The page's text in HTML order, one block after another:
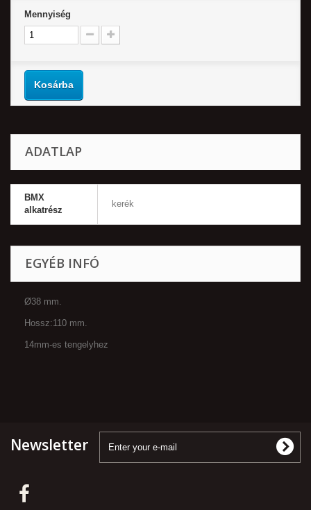
Mennyiség
Kosárba
ADATLAP
BMX
alkatrész
kerék
EGYÉB INFÓ
Ø38 mm.
Hossz:110 mm.
14mm-es tengelyhez
Newsletter